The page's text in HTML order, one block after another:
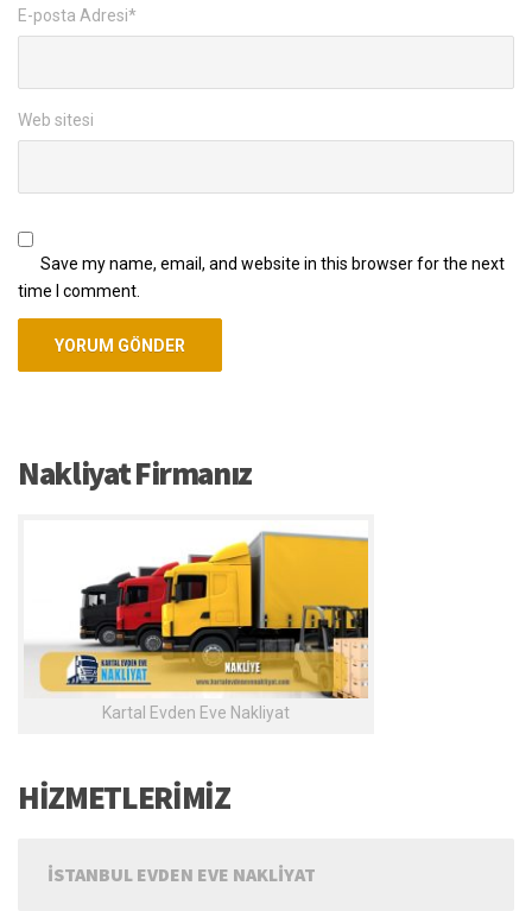
E-posta Adresi*
Web sitesi
Save my name, email, and website in this browser for the next
time I comment.
Nakliyat Firmanız
Kartal Evden Eve Nakliyat
HİZMETLERİMİZ
İSTANBUL EVDEN EVE NAKLIYAT